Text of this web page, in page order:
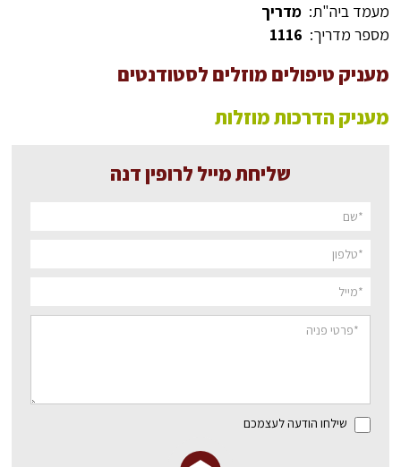
מעמד ביה"ת: מדריך
מספר מדריך: 1116
מעניק טיפולים מוזלים לסטודנטים
מעניק הדרכות מוזלות
שליחת מייל לרופין דנה
שילחו הודעה לעצמכם